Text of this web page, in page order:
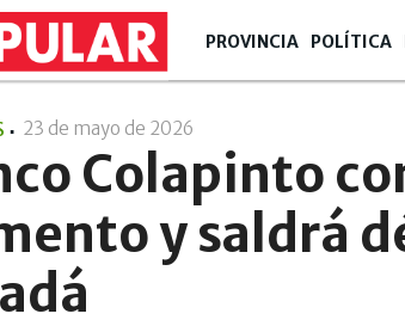
PROVINCIA POLÍTICA
23 de mayo de 2026
Colapinto
y saldrá